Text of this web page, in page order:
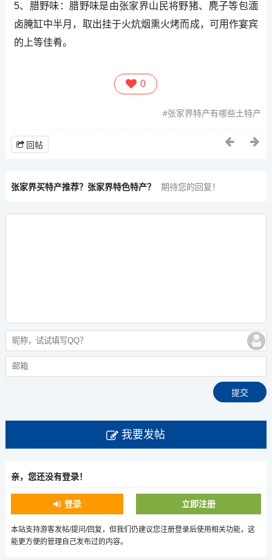
5、腊野味：腊野味是由张家界山民将野猪、麂子等包湎
卤腌缸中半月，取出挂于火炕烟熏火烤而成，可用作宴宾
的上等佳肴。
0
张家界特产有哪些土特产
回帖
张家界买特产推荐？张家界特色特产？ 期待您的回复！
我要发帖
亲，您还没有登录！
登录 立即注册
本站支持游客发帖/提问/回复，但我们仍建议您注册登录后使用相关功能，这
能更方便的管理自己发布过的内容。